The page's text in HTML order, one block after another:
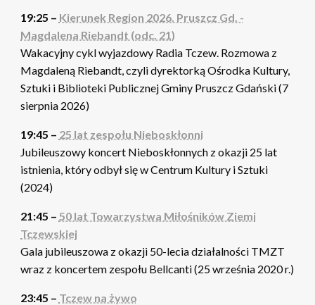
19:25 – Kierunek Region 2026. Pruszcz Gd. -
Magdalena Riebandt (odc. 21)
Wakacyjny cykl wyjazdowy Radia Tczew. Rozmowa z
Magdaleną Riebandt, czyli dyrektorką Ośrodka Kultury,
Sztuki i Biblioteki Publicznej Gminy Pruszcz Gdański (7
sierpnia 2026)
19:45 – 25 lat zespołu Nieboskłonni
Jubileuszowy koncert Nieboskłonnych z okazji 25 lat
istnienia, który odbył się w Centrum Kultury i Sztuki
(2024)
21:45 – 50 lat Towarzystwa Miłośników Ziemi
Tczewskiej
Gala jubileuszowa z okazji 50-lecia działalności TMZT
wraz z koncertem zespołu Bellcanti (25 września 2020 r.)
23:45 – Tczew na żywo